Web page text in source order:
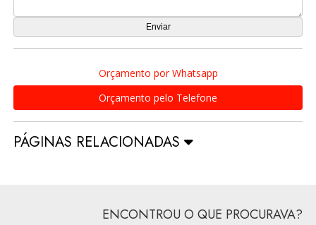
Orçamento por Whatsapp
Orçamento pelo Telefone
PÁGINAS RELACIONADAS
ENCONTROU O QUE PROCURAVA?